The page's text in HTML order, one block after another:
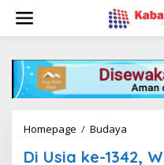
i
Homepage / Budaya
U
Di Usia ke-1342,